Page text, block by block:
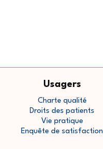
Usagers
Charte qualité
Droits des patients
Vie pratique
Enquête de satisfaction